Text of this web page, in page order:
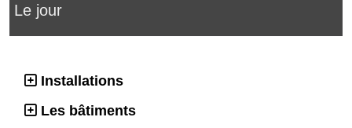
Le jour
Installations
Les bâtiments